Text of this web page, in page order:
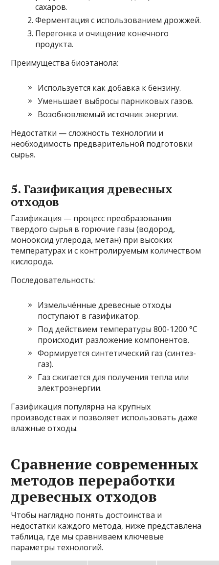
сахаров.
Ферментация с использованием дрожжей.
Перегонка и очищение конечного
продукта.
Преимущества биоэтанола:
Используется как добавка к бензину.
Уменьшает выбросы парниковых газов.
Возобновляемый источник энергии.
Недостатки — сложность технологии и
необходимость предварительной подготовки
сырья.
5. Газификация древесных
отходов
Газификация — процесс преобразования
твердого сырья в горючие газы (водород,
монооксид углерода, метан) при высоких
температурах и с контролируемым количеством
кислорода.
Последовательность:
Измельчённые древесные отходы
поступают в газификатор.
Под действием температуры 800-1200 °C
происходит разложение компонентов.
Формируется синтетический газ (синтез-
газ).
Газ сжигается для получения тепла или
электроэнергии.
Газификация популярна на крупных
производствах и позволяет использовать даже
влажные отходы.
Сравнение современных
методов переработки
древесных отходов
Чтобы наглядно понять достоинства и
недостатки каждого метода, ниже представлена
таблица, где мы сравниваем ключевые
параметры технологий.